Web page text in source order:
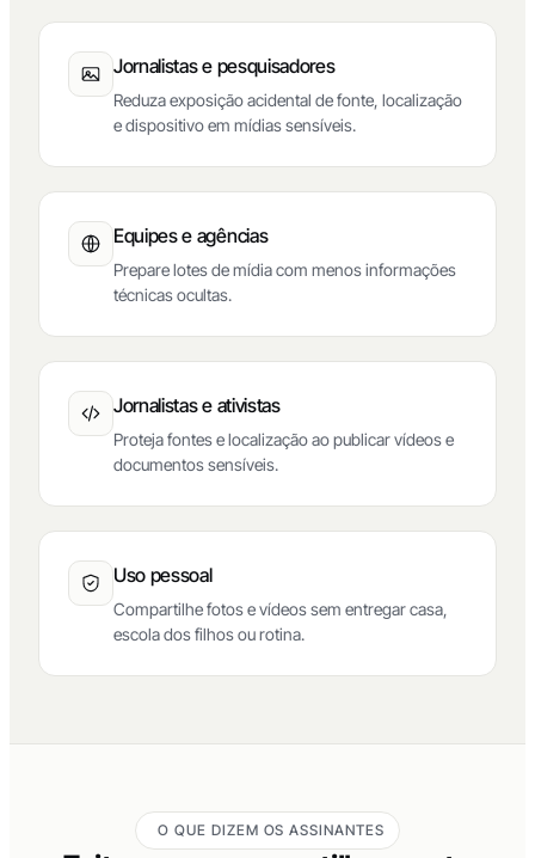
Jornalistas e pesquisadores
Reduza exposição acidental de fonte, localização
e dispositivo em mídias sensíveis.
Equipes e agências
Prepare lotes de mídia com menos informações
técnicas ocultas.
Jornalistas e ativistas
Proteja fontes e localização ao publicar vídeos e
documentos sensíveis.
Uso pessoal
Compartilhe fotos e vídeos sem entregar casa,
escola dos filhos ou rotina.
O QUE DIZEM OS ASSINANTES